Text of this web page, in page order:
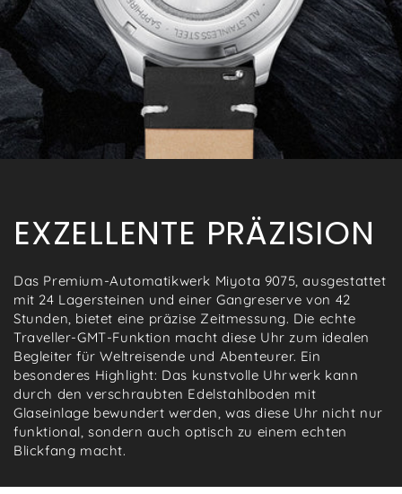
EXZELLENTE PRÄZISION
Das Premium-Automatikwerk Miyota 9075, ausgestattet
mit 24 Lagersteinen und einer Gangreserve von 42
Stunden, bietet eine präzise Zeitmessung. Die echte
Traveller-GMT-Funktion macht diese Uhr zum idealen
Begleiter für Weltreisende und Abenteurer. Ein
besonderes Highlight: Das kunstvolle Uhrwerk kann
durch den verschraubten Edelstahlboden mit
Glaseinlage bewundert werden, was diese Uhr nicht nur
funktional, sondern auch optisch zu einem echten
Blickfang macht.